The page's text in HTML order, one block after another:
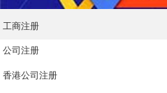
工商注册
公司注册
香港公司注册